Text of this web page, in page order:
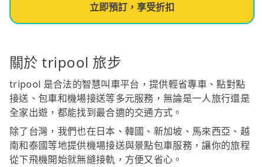
立即預訂，享受折扣
關於 tripool 旅步
tripool 是合法的智慧叫車平台，提供輕省專車、點對點
接送、包車和機場接送等多元服務，無論是一人旅行還是
全家出遊，都能找到最合適的交通方式。
除了台灣，我們也在日本、韓國、新加坡、馬來西亞、越
南和泰國等地提供機場接送與景點包車服務，讓你的旅程
從下飛機開始就無縫接軌，方便又省心。